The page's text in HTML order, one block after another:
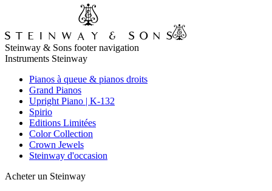
Steinway & Sons footer navigation
Instruments Steinway
Pianos à queue & pianos droits
Grand Pianos
Upright Piano | K-132
Spirio
Editions Limitées
Color Collection
Crown Jewels
Steinway d'occasion
Acheter un Steinway